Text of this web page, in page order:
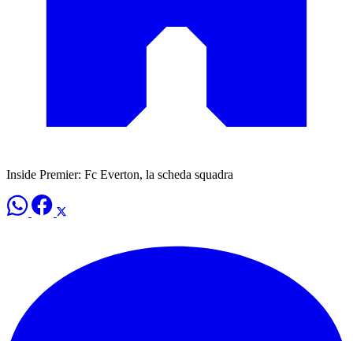
Inside Premier: Fc Everton, la scheda squadra